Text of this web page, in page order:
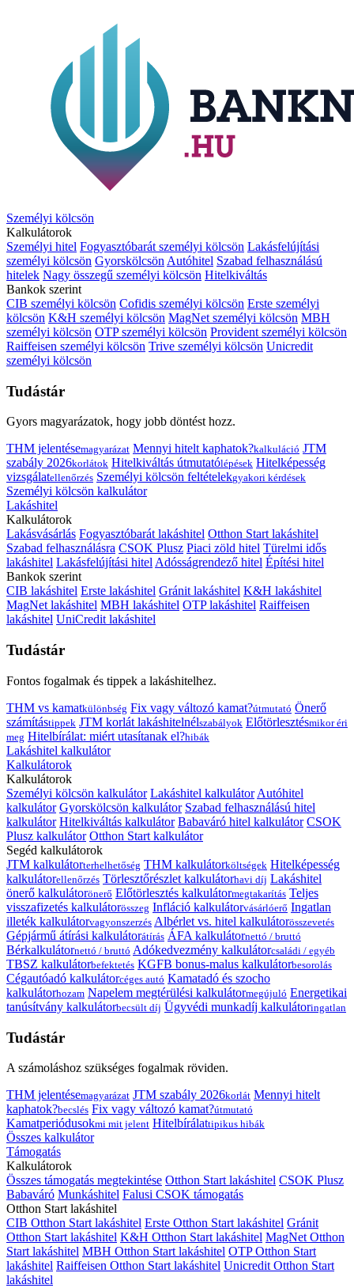
Személyi kölcsön
Kalkulátorok
Személyi hitel Fogyasztóbarát személyi kölcsön Lakásfelújítási
személyi kölcsön Gyorskölcsön Autóhitel Szabad felhasználású
hitelek Nagy összegű személyi kölcsön Hitelkiváltás
Bankok szerint
CIB személyi kölcsön Cofidis személyi kölcsön Erste személyi
kölcsön K&H személyi kölcsön MagNet személyi kölcsön MBH
személyi kölcsön OTP személyi kölcsön Provident személyi kölcsön
Raiffeisen személyi kölcsön Trive személyi kölcsön Unicredit
személyi kölcsön
Tudástár
Gyors magyarázatok, hogy jobb döntést hozz.
THM jelentésemagyarázat Mennyi hitelt kaphatok?kalkuláció JTM
szabály 2026korlátok Hitelkiváltás útmutatólépések Hitelképesség
vizsgálatellenőrzés Személyi kölcsön feltételekgyakori kérdések
Személyi kölcsön kalkulátor
Lakáshitel
Kalkulátorok
Lakásvásárlás Fogyasztóbarát lakáshitel Otthon Start lakáshitel
Szabad felhasználásra CSOK Plusz Piaci zöld hitel Türelmi idős
lakáshitel Lakásfelújítási hitelAdósságrendező hitel Építési hitel
Bankok szerint
CIB lakáshitel Erste lakáshitel Gránit lakáshitel K&H lakáshitel
MagNet lakáshitel MBH lakáshitel OTP lakáshitel Raiffeisen
lakáshitel UniCredit lakáshitel
Tudástár
Fontos fogalmak és tippek a lakáshitelhez.
THM vs kamatkülönbség Fix vagy változó kamat?útmutató Önerő
számítástippek JTM korlát lakáshitelnélszabályok Előtörlesztésmikor éri
meg Hitelbírálat: miért utasítanak el?hibák
Lakáshitel kalkulátor
Kalkulátorok
Kalkulátorok
Személyi kölcsön kalkulátor Lakáshitel kalkulátor Autóhitel
kalkulátor Gyorskölcsön kalkulátor Szabad felhasználású hitel
kalkulátor Hitelkiváltás kalkulátor Babaváró hitel kalkulátor CSOK
Plusz kalkulátor Otthon Start kalkulátor
Segéd kalkulátorok
JTM kalkulátorterhelhetőség THM kalkulátorköltségek Hitelképesség
kalkulátorellenőrzés Törlesztőrészlet kalkulátorhavi díj Lakáshitel
önerő kalkulátorönerő Előtörlesztés kalkulátormegtakarítás Teljes
visszafizetés kalkulátorösszeg Infláció kalkulátorvásárlóerő Ingatlan
illeték kalkulátorvagyonszerzés Albérlet vs. hitel kalkulátorösszevetés
Gépjármű átírási kalkulátorátírás ÁFA kalkulátornettó / bruttó
Bérkalkulátornettó / bruttó Adókedvezmény kalkulátorcsaládi / egyéb
TBSZ kalkulátorbefektetés KGFB bonus-malus kalkulátorbesorolás
Cégautóadó kalkulátorcéges autó Kamatadó és szocho
kalkulátorhozam Napelem megtérülési kalkulátormegújuló Energetikai
tanúsítvány kalkulátorbecsült díj Ügyvédi munkadíj kalkulátoringatlan
Tudástár
A számoláshoz szükséges fogalmak röviden.
THM jelentésemagyarázat JTM szabály 2026korlát Mennyi hitelt
kaphatok?becslés Fix vagy változó kamat?útmutató
Kamatperiódusokmi mit jelent Hitelbírálattipikus hibák
Összes kalkulátor
Támogatás
Kalkulátorok
Összes támogatás megtekintése Otthon Start lakáshitel CSOK Plusz
Babaváró Munkáshitel Falusi CSOK támogatás
Otthon Start lakáshitel
CIB Otthon Start lakáshitel Erste Otthon Start lakáshitel Gránit
Otthon Start lakáshitel K&H Otthon Start lakáshitel MagNet Otthon
Start lakáshitel MBH Otthon Start lakáshitel OTP Otthon Start
lakáshitel Raiffeisen Otthon Start lakáshitel Unicredit Otthon Start
lakáshitel